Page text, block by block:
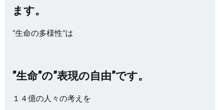
ます。
”生命の多様性”は
”生命”の”表現の自由”です。
１４億の人々の考えを